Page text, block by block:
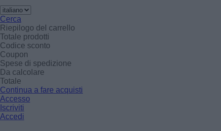
Cerca
Riepilogo del carrello
Totale prodotti
Codice sconto
Coupon
Spese di spedizione
Da calcolare
Totale
Continua a fare acquisti
Accesso
Iscriviti
Accedi